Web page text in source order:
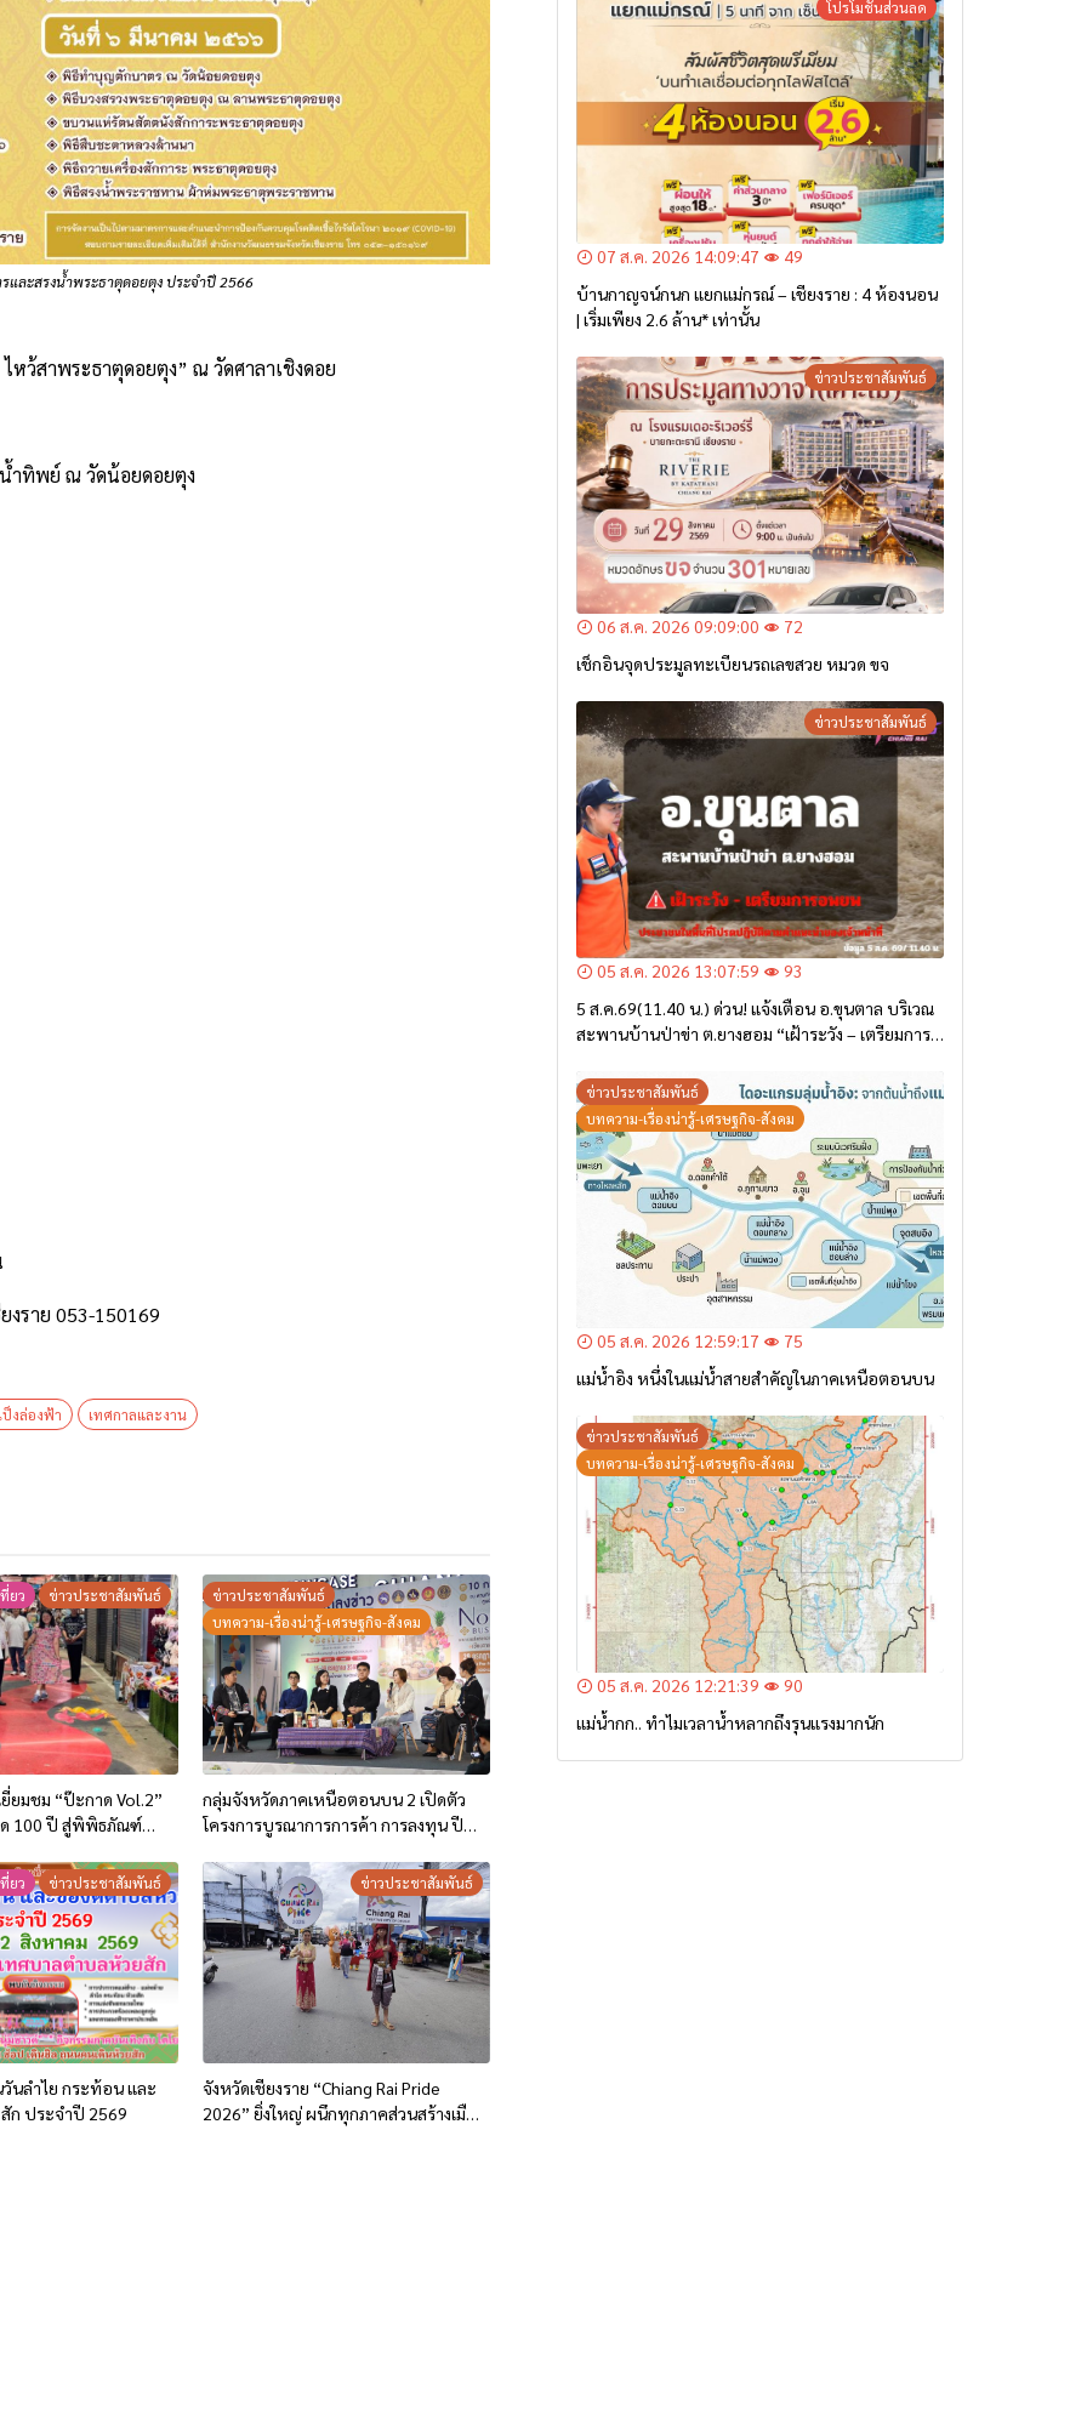
ละสรงน้ำพระธาตุดอยตุง ประจำปี 2566
หว้สาพระธาตุดอยตุง” ณ วัดศาลาเชิงดอย
ำทิพย์ ณ วัดน้อยดอยตุง
ราย 053-150169
ป็งล่องฟ้า เทศกาลและงาน
ยว ข่าวประชาสัมพันธ์
ยี่ยมชม “ป๊ะกาด Vol.2”
100 ปี สู่พิพิธภัณฑ์
เมือง
ข่าวประชาสัมพันธ์
บทความ-เรื่องน่ารู้-เศรษฐกิจ-สังคม
กลุ่มจังหวัดภาคเหนือตอนบน 2 เปิดตัว
โครงการบูรณาการการค้า การลงทุน ปี
ประชาชนและนักท่องเที่ยว
ยว ข่าวประชาสัมพันธ์
นลำไย กระท้อน และ
ก ประจำปี 2569
ข่าวประชาสัมพันธ์
จังหวัดเชียงราย “Chiang Rai Pride
2026” ยิ่งใหญ่ ผนึกทุกภาคส่วนสร้างเมือง
โปรโมชั่นส่วนลด
07 ส.ค. 2026 14:09:47
49
บ้านกาญจน์กนก แยกแม่กรณ์ – เชียงราย : 4 ห้องนอน
| เริ่มเพียง 2.6 ล้าน* เท่านั้น
ข่าวประชาสัมพันธ์
06 ส.ค. 2026 09:09:00
72
เช็กอินจุดประมูลทะเบียนรถเลขสวย หมวด ขจ
ข่าวประชาสัมพันธ์
05 ส.ค. 2026 13:07:59
93
5 ส.ค.69(11.40 น.) ด่วน! แจ้งเตือน อ.ขุนตาล บริเวณ
สะพานบ้านป่าข่า ต.ยางฮอม “เฝ้าระวัง – เตรียมการ
ข่าวประชาสัมพันธ์
บทความ-เรื่องน่ารู้-เศรษฐกิจ-สังคม
05 ส.ค. 2026 12:59:17
75
แม่น้ำอิง หนึ่งในแม่น้ำสายสำคัญในภาคเหนือตอนบน
ข่าวประชาสัมพันธ์
บทความ-เรื่องน่ารู้-เศรษฐกิจ-สังคม
05 ส.ค. 2026 12:21:39
90
แม่น้ำกก.. ทำไมเวลาน้ำหลากถึงรุนแรงมากนัก